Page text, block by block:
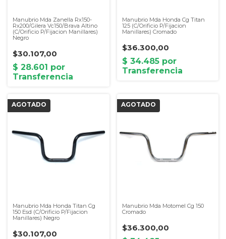
Manubrio Mda Zanella Rx150-
Rx200/Gilera Vc150/Brava Altino
(C/Orificio P/Fijacion Manillares)
Negro
$30.107,00
Manubrio Mda Honda Cg Titan
125 (C/Orificio P/Fijacion
Manillares) Cromado
$36.300,00
Manubrio Mda Honda Titan Cg
150 Esd (C/Orificio P/Fijacion
Manillares) Negro
$30.107,00
Manubrio Mda Motomel Cg 150
Cromado
$36.300,00